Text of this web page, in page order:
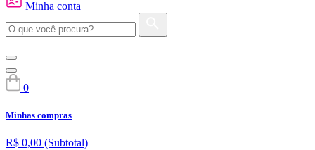
Minha conta
0
Minhas compras
R$ 0,00 (Subtotal)